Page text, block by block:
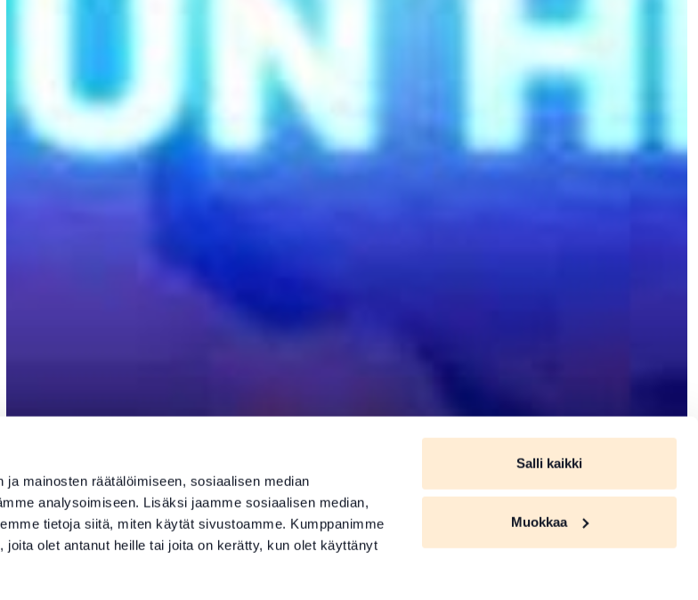
mainosten räätälöimiseen, sosiaalisen median
analysoimiseen. Lisäksi jaamme sosiaalisen median,
tietoja siitä, miten käytät sivustoamme. Kumppanimme
olet antanut heille tai joita on kerätty, kun olet käyttänyt
Salli kaikki
Muokkaa